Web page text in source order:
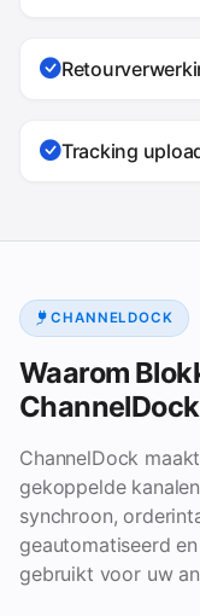
Tracking
CHANNELDOCK
Waarom
ChannelDock
ChannelDock
gekoppelde
synchroon,
geautomatiseerd
gebruikt voor uw